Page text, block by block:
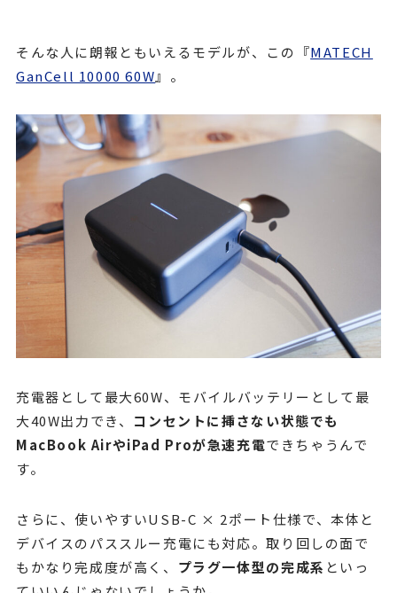
そんな人に朗報ともいえるモデルが、この『MATECH
GanCell 10000 60W』。
充電器として最大60W、モバイルバッテリーとして最
大40W出力でき、 コンセントに挿さない状態でも
MacBook AirやiPad Proが急速充電できちゃうんで
す。
さらに、使いやすいUSB-C × 2ポート仕様で、本体と
デバイスのパススルー充電にも対応。取り回しの面で
もかなり完成度が高く、 プラグ一体型の完成系 といっ